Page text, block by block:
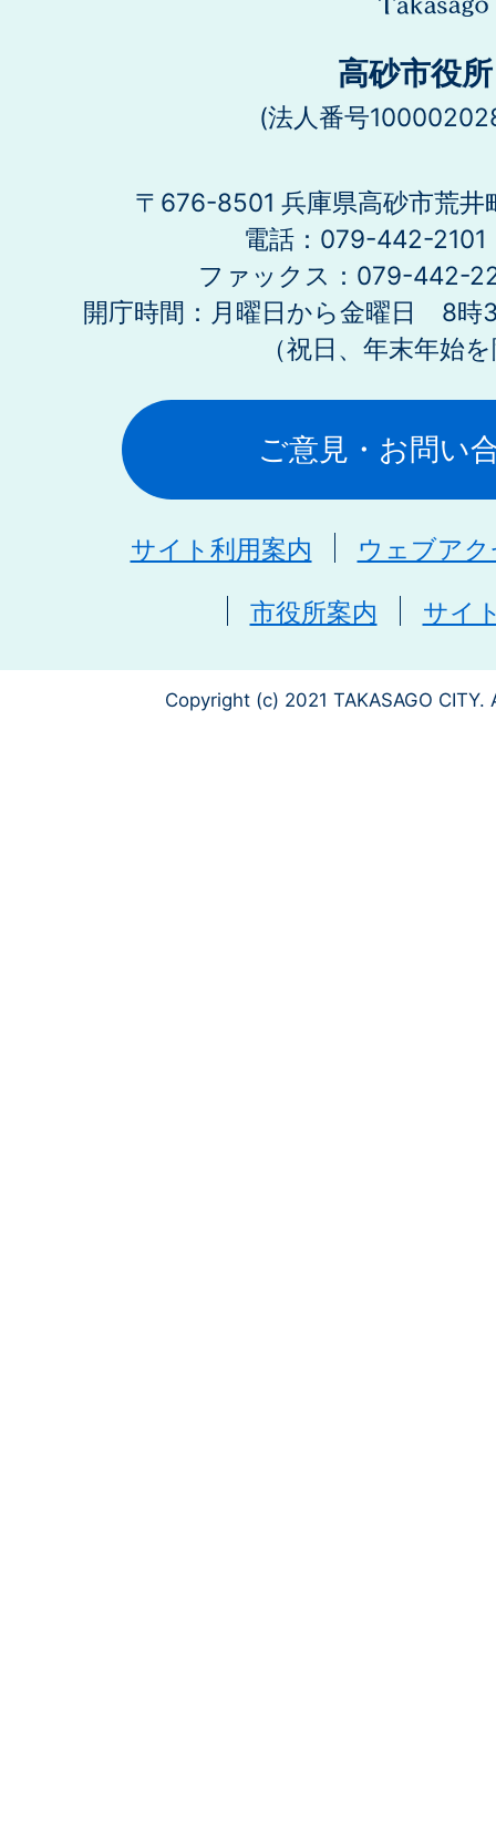
高砂市役所
(法人番号
〒676-8501 兵庫県高砂市荒井
電話：079-442-2101
ファックス：079-442-
開庁時間：月曜日から金曜日 8時
（祝日、年末年始
ご意見・お問い
サイト利用案内 ウェブア
市役所案内 サイ
Copyright (c) 2021 TAKASAGO CITY.